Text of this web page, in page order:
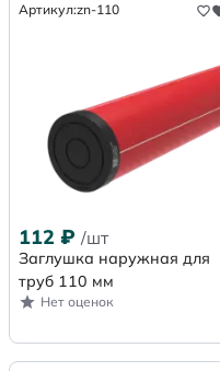
Артикул:zn-110
112 ₽ /шт
Заглушка наружная для
труб 110 мм
Нет оценок